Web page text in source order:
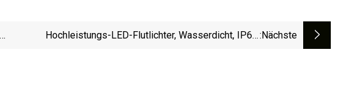
Hochleistungs-LED-Flutlichter, Wasserdicht, IP66,:nächste